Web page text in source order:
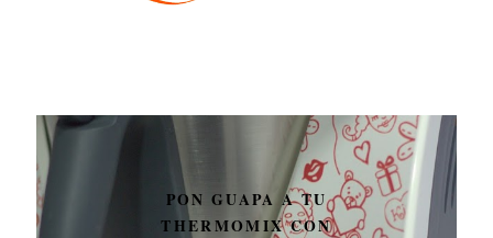
PON GUAPA A TU
THERMOMIX CON